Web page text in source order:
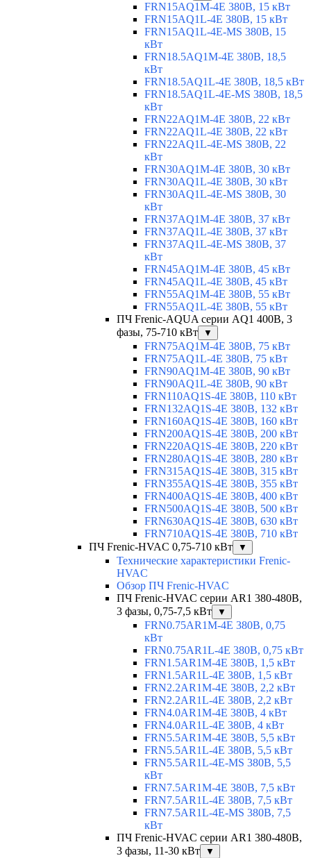
FRN15AQ1M-4E 380В, 15 кВт
FRN15AQ1L-4E 380В, 15 кВт
FRN15AQ1L-4E-MS 380В, 15
кВт
FRN18.5AQ1M-4E 380В, 18,5
кВт
FRN18.5AQ1L-4E 380В, 18,5 кВт
FRN18.5AQ1L-4E-MS 380В, 18,5
кВт
FRN22AQ1M-4E 380В, 22 кВт
FRN22AQ1L-4E 380В, 22 кВт
FRN22AQ1L-4E-MS 380В, 22
кВт
FRN30AQ1M-4E 380В, 30 кВт
FRN30AQ1L-4E 380В, 30 кВт
FRN30AQ1L-4E-MS 380В, 30
кВт
FRN37AQ1M-4E 380В, 37 кВт
FRN37AQ1L-4E 380В, 37 кВт
FRN37AQ1L-4E-MS 380В, 37
кВт
FRN45AQ1M-4E 380В, 45 кВт
FRN45AQ1L-4E 380В, 45 кВт
FRN55AQ1M-4E 380В, 55 кВт
FRN55AQ1L-4E 380В, 55 кВт
ПЧ Frenic-AQUA серии AQ1 400В, 3
фазы, 75-710 кВт
▼
FRN75AQ1M-4E 380В, 75 кВт
FRN75AQ1L-4E 380В, 75 кВт
FRN90AQ1M-4E 380В, 90 кВт
FRN90AQ1L-4E 380В, 90 кВт
FRN110AQ1S-4E 380В, 110 кВт
FRN132AQ1S-4E 380В, 132 кВт
FRN160AQ1S-4E 380В, 160 кВт
FRN200AQ1S-4E 380В, 200 кВт
FRN220AQ1S-4E 380В, 220 кВт
FRN280AQ1S-4E 380В, 280 кВт
FRN315AQ1S-4E 380В, 315 кВт
FRN355AQ1S-4E 380В, 355 кВт
FRN400AQ1S-4E 380В, 400 кВт
FRN500AQ1S-4E 380В, 500 кВт
FRN630AQ1S-4E 380В, 630 кВт
FRN710AQ1S-4E 380В, 710 кВт
ПЧ Frenic-HVAC 0,75-710 кВт
▼
Технические характеристики Frenic-
HVAC
Обзор ПЧ Frenic-HVAC
ПЧ Frenic-HVAC серии AR1 380-480В,
3 фазы, 0,75-7,5 кВт
▼
FRN0.75AR1M-4E 380В, 0,75
кВт
FRN0.75AR1L-4E 380В, 0,75 кВт
FRN1.5AR1M-4E 380В, 1,5 кВт
FRN1.5AR1L-4E 380В, 1,5 кВт
FRN2.2AR1M-4E 380В, 2,2 кВт
FRN2.2AR1L-4E 380В, 2,2 кВт
FRN4.0AR1M-4E 380В, 4 кВт
FRN4.0AR1L-4E 380В, 4 кВт
FRN5.5AR1M-4E 380В, 5,5 кВт
FRN5.5AR1L-4E 380В, 5,5 кВт
FRN5.5AR1L-4E-MS 380В, 5,5
кВт
FRN7.5AR1M-4E 380В, 7,5 кВт
FRN7.5AR1L-4E 380В, 7,5 кВт
FRN7.5AR1L-4E-MS 380В, 7,5
кВт
ПЧ Frenic-HVAC серии AR1 380-480В,
3 фазы, 11-30 кВт
▼